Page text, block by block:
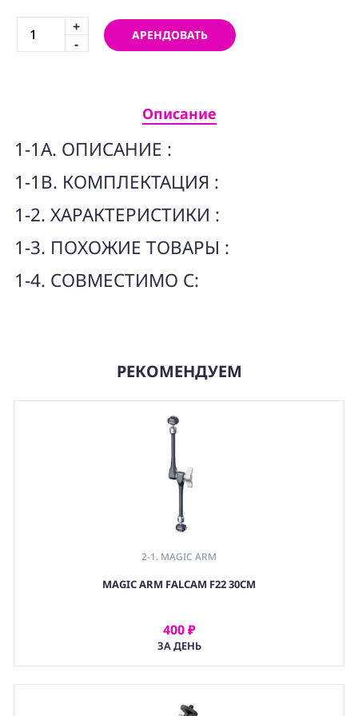
ОБЕСПЕЧЕНИЕ
Условия
О
нас
Контакты
+
-
АРЕНДОВАТЬ
Описание
1-1A. ОПИСАНИЕ :
1-1B. КОМПЛЕКТАЦИЯ :
1-2. ХАРАКТЕРИСТИКИ :
1-3. ПОХОЖИЕ ТОВАРЫ :
1-4. СОВМЕСТИМО С:
РЕКОМЕНДУЕМ
2-1. MAGIC ARM
2. ШАРНИРНЫЙ КРЕПЕЖ (ARTICULATING ARM)
MAGIC ARM FALCAM F22 30CM
400 ₽
ЗА ДЕНЬ
АРЕНДОВАТЬ